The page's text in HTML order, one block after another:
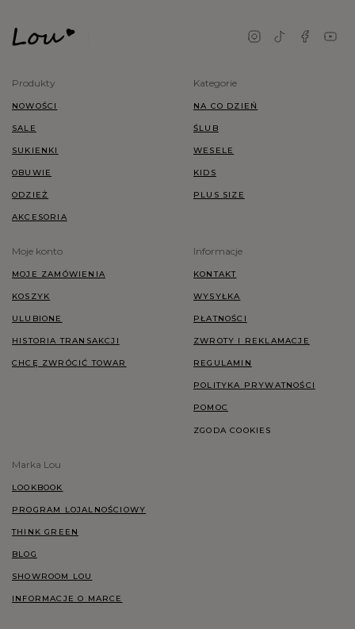
Produkty
NOWOŚCI
SALE
SUKIENKI
OBUWIE
ODZIEŻ
AKCESORIA
Kategorie
NA CO DZIEŃ
ŚLUB
WESELE
KIDS
PLUS SIZE
Moje konto
MOJE ZAMÓWIENIA
KOSZYK
ULUBIONE
HISTORIA TRANSAKCJI
CHCĘ ZWRÓCIĆ TOWAR
Informacje
KONTAKT
WYSYŁKA
PŁATNOŚCI
ZWROTY I REKLAMACJE
REGULAMIN
POLITYKA PRYWATNOŚCI
POMOC
ZGODA COOKIES
Marka Lou
LOOKBOOK
PROGRAM LOJALNOŚCIOWY
THINK GREEN
BLOG
SHOWROOM LOU
INFORMACJE O MARCE